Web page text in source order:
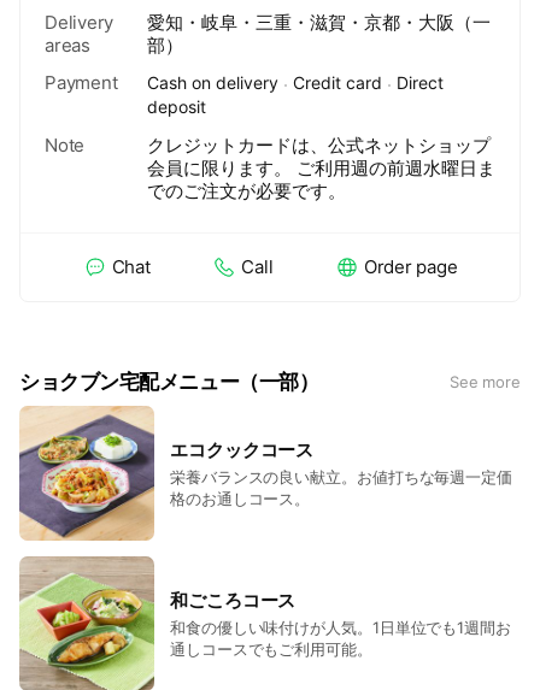
Delivery
areas
愛知・岐阜・三重・滋賀・京都・大阪（一
部）
Payment
Cash on delivery Credit card
Direct
deposit
Note
クレジットカードは、公式ネットショップ
会員に限ります。 ご利用週の前週水曜日ま
でのご注文が必要です。
Chat Call Order page
ショクブン宅配メニュー（一部） See more
エコクックコース
栄養バランスの良い献立。お値打ちな毎週一定価
格のお通しコース。
和ごころコース
和食の優しい味付けが人気。1日単位でも1週間お
通しコースでもご利用可能。